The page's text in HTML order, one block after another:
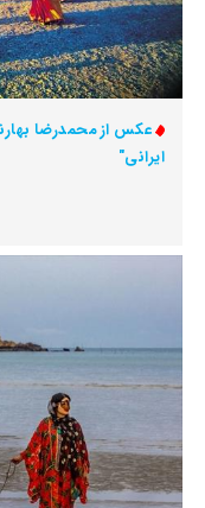
عکس از محمدرضا
ایرانی"